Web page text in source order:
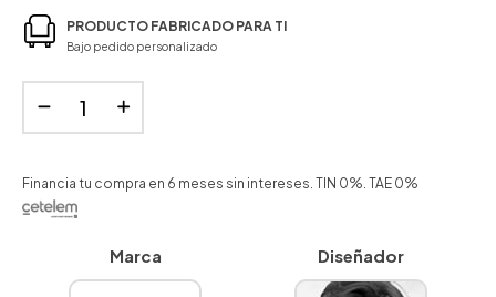
PRODUCTO FABRICADO PARA TI
Bajo pedido personalizado
Financia tu compra en 6 meses sin intereses. TIN 0%. TAE 0%
Marca Diseñador